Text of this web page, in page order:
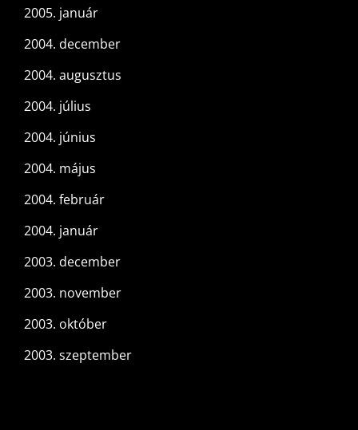
2005. január
2004. december
2004. augusztus
2004. július
2004. június
2004. május
2004. február
2004. január
2003. december
2003. november
2003. október
2003. szeptember